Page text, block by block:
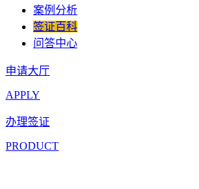
案例分析
签证百科
问答中心
申请大厅
APPLY
办理签证
PRODUCT